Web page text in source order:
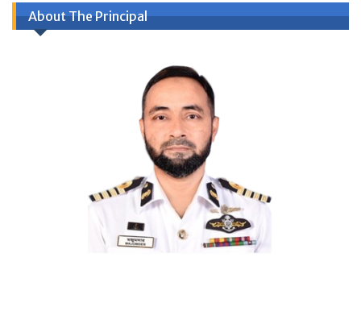
About The Principal